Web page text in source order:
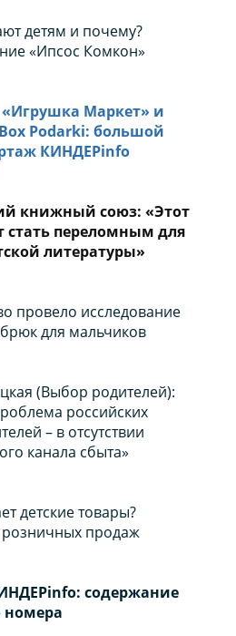
детям и почему?
«Ипсос Комкон»
Маркет» и
Podarki: большой
КИНДЕРinfo
книжный союз: «Этот
стать переломным для
литературы»
провело исследование
для мальчиков
(Выбор родителей):
российских
– в отсутствии
канала сбыта»
детские товары?
розничных продаж
содержание
номера